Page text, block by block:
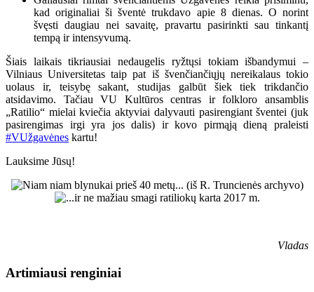
kad originaliai ši šventė trukdavo apie 8 dienas. O norint
švęsti daugiau nei savaitę, pravartu pasirinkti sau tinkantį
tempą ir intensyvumą.
Šiais laikais tikriausiai nedaugelis ryžtųsi tokiam išbandymui –
Vilniaus Universitetas taip pat iš švenčiančiųjų nereikalaus tokio
uolaus ir, teisybę sakant, studijas galbūt šiek tiek trikdančio
atsidavimo. Tačiau VU Kultūros centras ir folkloro ansamblis
„Ratilio“ mielai kviečia aktyviai dalyvauti pasirengiant šventei (juk
pasirengimas irgi yra jos dalis) ir kovo pirmąją dieną praleisti
#VUžgavėnes kartu!
Lauksime Jūsų!
Vladas
Artimiausi renginiai